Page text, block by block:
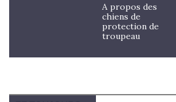
A propos des
chiens de
protection de
troupeau